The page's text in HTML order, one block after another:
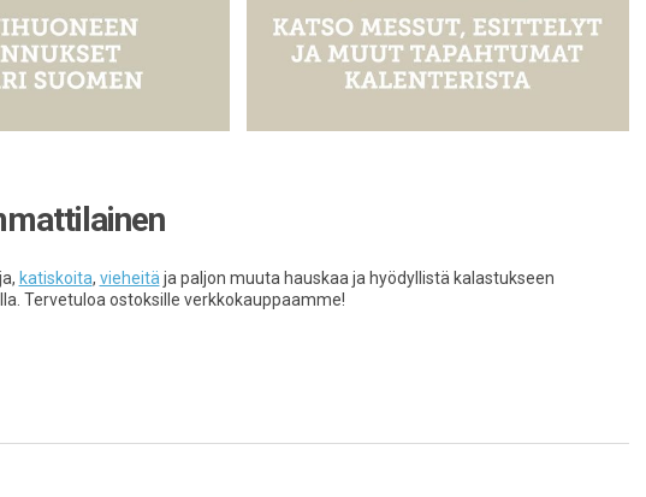
katiskoita, vieheitä ja paljon muuta hauskaa ja hyödyllistä kalastukseen
Tervetuloa ostoksille verkkokauppaamme!